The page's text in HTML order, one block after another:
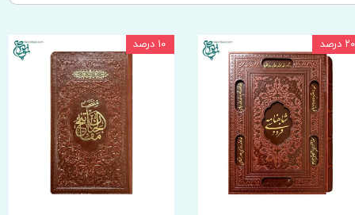
۲۰ درصد ۱۰ درصد